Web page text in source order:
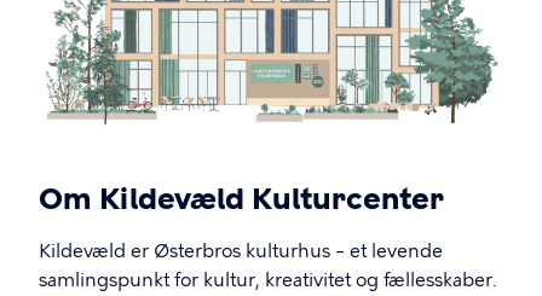
Om Kildevæld Kulturcenter
Kildevæld er Østerbros kulturhus – et levende
samlingspunkt for kultur, kreativitet og fællesskaber.